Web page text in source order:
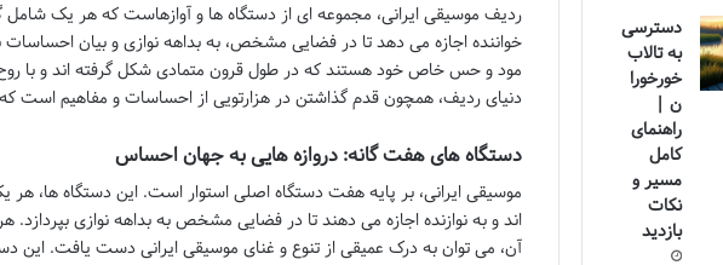
ردیف موسیقی ایرانی، مجموعه ای از دستگاه ها و آوازهاست که هر یک شامل
خواننده اجازه می دهد تا در فضایی مشخص، به بداهه نوازی و بیان احساسات
مود و حس خاص خود هستند که در طول قرون متمادی شکل گرفته اند و با روح
دنیای ردیف، همچون قدم گذاشتن در هزارتویی از احساسات و مفاهیم است که
دستگاه های هفت گانه: دروازه هایی به جهان احساس
موسیقی ایرانی، بر پایه هفت دستگاه اصلی استوار است. این دستگاه ها،
اند و به نوازنده اجازه می دهند تا در فضایی مشخص به بداهه نوازی
آن، می توان به درک عمیقی از تنوع و غنای موسیقی ایرانی دست یافت. این
دسترسی
به تالاب
خورخورا
ن |
راهنمای
کامل
مسیر و
نکات
بازدید